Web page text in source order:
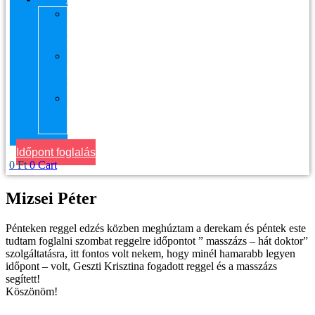
Időpont foglalás
0Ft 0 Cart
Mizsei Péter
Pénteken reggel edzés közben meghúztam a derekam és péntek este
tudtam foglalni szombat reggelre időpontot ” masszázs – hát doktor”
szolgáltatásra, itt fontos volt nekem, hogy minél hamarabb legyen
időpont – volt, Geszti Krisztina fogadott reggel és a masszázs
segített!
Köszönöm!